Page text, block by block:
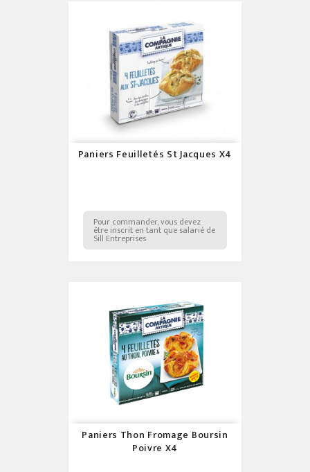
Paniers Feuilletés St Jacques X4
Pour commander, vous devez
être inscrit en tant que salarié de
Sill Entreprises
Paniers Thon Fromage Boursin
Poivre X4